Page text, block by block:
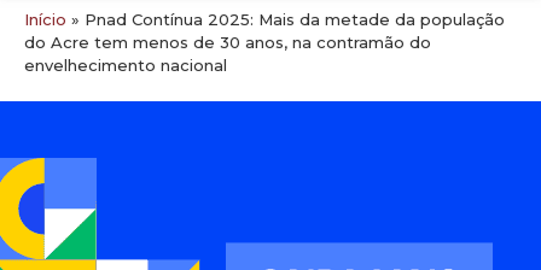
Início » Pnad Contínua 2025: Mais da metade da população
do Acre tem menos de 30 anos, na contramão do
envelhecimento nacional